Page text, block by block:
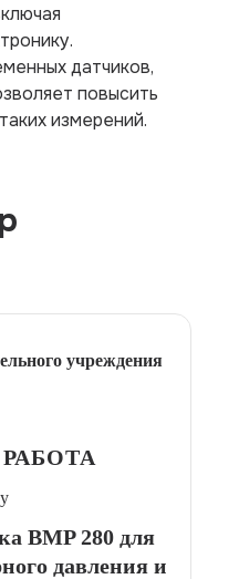
датчиков,
повысить
измерений.
учреждения
BMP 280 для
давления и